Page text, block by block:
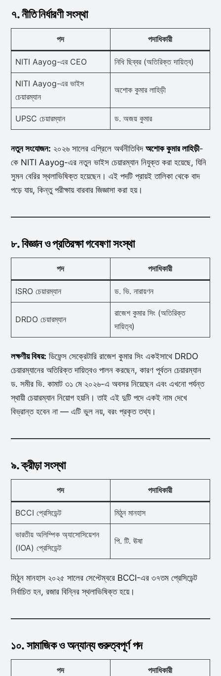
৭. নীতি নির্ধারণী সংস্থা
পদ পদাধিকারী
NITI Aayog-এর CEO নিধি ছিব্বর (অতিরিক্ত দায়িত্ব)
NITI Aayog-এর ভাইস
চেয়ারম্যান
অশোক কুমার লাহিড়ী
UPSC চেয়ারম্যান ড. অজয় কুমার
নতুন সংযোজন: ২০২৬ সালের এপ্রিলে অর্থনীতিবিদ অশোক কুমার লাহিড়ী-
কে NITI Aayog-এর নতুন ভাইস চেয়ারম্যান নিযুক্ত করা হয়েছে, যিনি
সুমন বেরির স্থলাভিষিক্ত হয়েছেন। এই পদটি প্রায়ই তালিকা থেকে বাদ
পড়ে যায়, কিন্তু পরীক্ষায় বারবার জিজ্ঞাসা করা হয়।
৮. বিজ্ঞান ও প্রতিরক্ষা গবেষণা সংস্থা
পদ পদাধিকারী
ISRO চেয়ারম্যান ড. ভি. নারায়ণন
DRDO চেয়ারম্যান
রাজেশ কুমার সিং (অতিরিক্ত
দায়িত্ব)
লক্ষণীয় বিষয়: ডিফেন্স সেক্রেটারি রাজেশ কুমার সিং একইসাথে DRDO
চেয়ারম্যানের অতিরিক্ত দায়িত্বও পালন করছেন, কারণ পূর্বতন চেয়ারম্যান
ড. সমীর ভি. কামাট ৩১ মে ২০২৬-এ অবসর নিয়েছেন এবং এখনো পর্যন্ত
স্থায়ী চেয়ারম্যান নিয়োগ হয়নি। তাই এই দুটি পদে একই নাম দেখে
বিভ্রান্ত হবেন না — এটি ভুল নয়, বরং প্রকৃত তথ্য।
৯. ক্রীড়া সংস্থা
পদ পদাধিকারী
BCCI প্রেসিডেন্ট মিঠুন মানহাস
ভারতীয় অলিম্পিক অ্যাসোসিয়েশন
(IOA) প্রেসিডেন্ট
পি. টি. ঊষা
মিঠুন মানহাস ২০২৫ সালের সেপ্টেম্বরে BCCI-এর ৩৭তম প্রেসিডেন্ট
নির্বাচিত হন, রজার বিন্নির স্থলাভিষিক্ত হয়ে।
১০. সামাজিক ও অন্যান্য গুরুত্বপূর্ণ পদ
পদ পদাধিকারী